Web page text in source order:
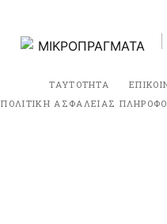
ΤΑΥΤΟΤΗΤΑ
ΠΟΛΙΤΙΚΗ ΑΣΦΑΛΕΙΑΣ